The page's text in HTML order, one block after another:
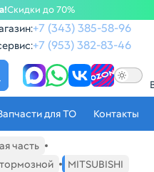
Скидки до 70%
+7 (343) 385-58-96
+7 (953) 382-83-46
в
для ТО Контакты
ГРОТ
магазина
часть
MITSUBISHI